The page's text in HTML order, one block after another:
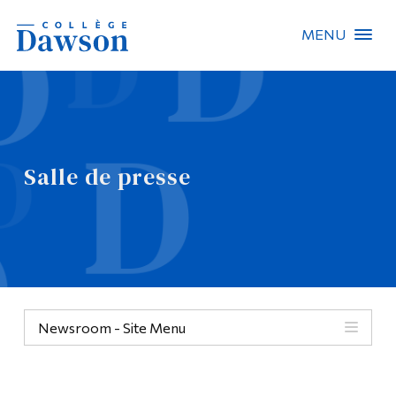
MENU
Salle de presse
Newsroom - Site Menu
Recherche sur le site
Recherche de personnes
EN
Omnivox
Liens rapides